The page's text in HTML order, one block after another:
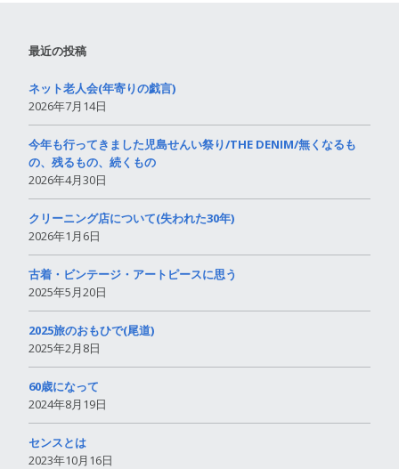
最近の投稿
ネット老人会(年寄りの戯言)
2026年7月14日
今年も行ってきました児島せんい祭り/THE DENIM/無くなるも
の、残るもの、続くもの
2026年4月30日
クリーニング店について(失われた30年)
2026年1月6日
古着・ビンテージ・アートピースに思う
2025年5月20日
2025旅のおもひで(尾道)
2025年2月8日
60歳になって
2024年8月19日
センスとは
2023年10月16日